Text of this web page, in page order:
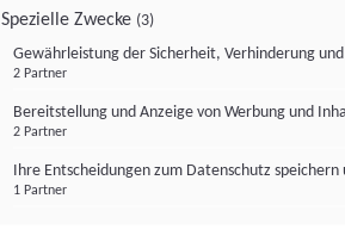
Spezielle Zwecke (3)
Gewährleistung der Sicherheit, Verhinderung
2 Partner
Bereitstellung und Anzeige von Werbung und
2 Partner
Ihre Entscheidungen zum Datenschutz
1 Partner